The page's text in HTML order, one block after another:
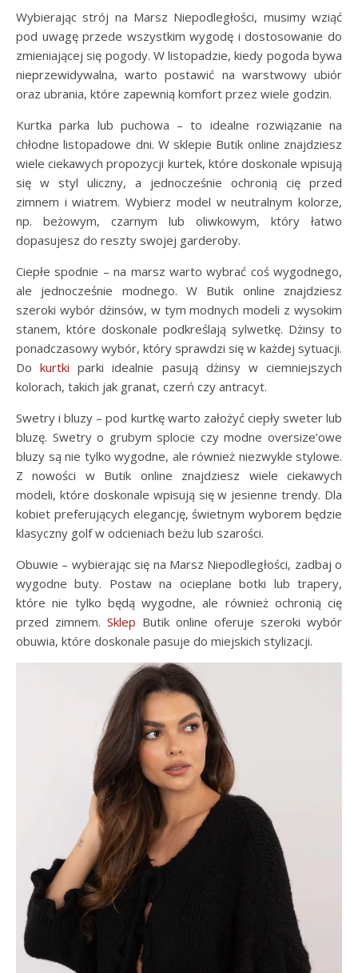
Wybierając strój na Marsz Niepodległości, musimy wziąć
pod uwagę przede wszystkim wygodę i dostosowanie do
zmieniającej się pogody. W listopadzie, kiedy pogoda bywa
nieprzewidywalna, warto postawić na warstwowy ubiór
oraz ubrania, które zapewnią komfort przez wiele godzin.
Kurtka parka lub puchowa – to idealne rozwiązanie na
chłodne listopadowe dni. W sklepie Butik online znajdziesz
wiele ciekawych propozycji kurtek, które doskonale wpisują
się w styl uliczny, a jednocześnie ochronią cię przed
zimnem i wiatrem. Wybierz model w neutralnym kolorze,
np. beżowym, czarnym lub oliwkowym, który łatwo
dopasujesz do reszty swojej garderoby.
Ciepłe spodnie – na marsz warto wybrać coś wygodnego,
ale jednocześnie modnego. W Butik online znajdziesz
szeroki wybór dżinsów, w tym modnych modeli z wysokim
stanem, które doskonale podkreślają sylwetkę. Dżinsy to
ponadczasowy wybór, który sprawdzi się w każdej sytuacji.
Dokurtki parki idealnie pasują dżinsy w ciemniejszych
kolorach, takich jak granat, czerń czy antracyt.
Swetry i bluzy – pod kurtkę warto założyć ciepły sweter lub
bluzę. Swetry o grubym splocie czy modne oversize’owe
bluzy są nie tylko wygodne, ale również niezwykle stylowe.
Z nowości w Butik online znajdziesz wiele ciekawych
modeli, które doskonale wpisują się w jesienne trendy. Dla
kobiet preferujących elegancję, świetnym wyborem będzie
klasyczny golf w odcieniach beżu lub szarości.
Obuwie – wybierając się na Marsz Niepodległości, zadbaj o
wygodne buty. Postaw na ocieplane botki lub trapery,
które nie tylko będą wygodne, ale również ochronią cię
przed zimnem. Sklep Butik online oferuje szeroki wybór
obuwia, które doskonale pasuje do miejskich stylizacji.